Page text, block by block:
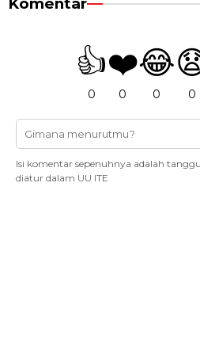
👍
0
❤️
0
😂
0 0
Isi komentar sepenuhnya adalah
diatur dalam UU ITE